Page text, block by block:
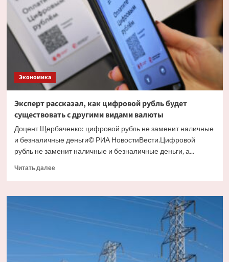
вкладов
Экономика
Эксперт рассказал, как цифровой рубль будет
существовать с другими видами валюты
Доцент Щербаченко: цифровой рубль не заменит наличные
и безналичные деньги© РИА НовостиВести.Цифровой
рубль не заменит наличные и безналичные деньги, а...
Читать далееПрочитать
Эксперт
существовать